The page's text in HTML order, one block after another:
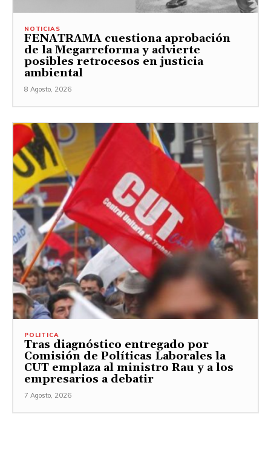
NOTICIAS
FENATRAMA cuestiona aprobación
de la Megarreforma y advierte
posibles retrocesos en justicia
ambiental
8 Agosto, 2026
POLITICA
Tras diagnóstico entregado por
Comisión de Políticas Laborales la
CUT emplaza al ministro Rau y a los
empresarios a debatir
7 Agosto, 2026